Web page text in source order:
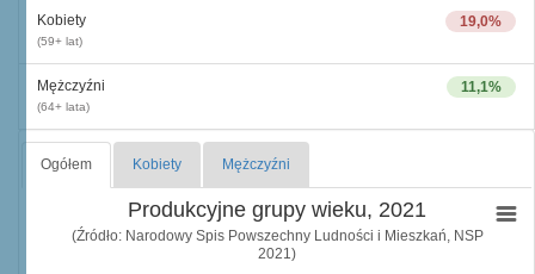
19,0%
Kobiety
(59+ lat)
11,1%
Mężczyźni
(64+ lata)
Ogółem Kobiety Mężczyźni
Produkcyjne grupy wieku, 2021
(Źródło: Narodowy Spis Powszechny Ludności i Mieszkań, NSP
2021)